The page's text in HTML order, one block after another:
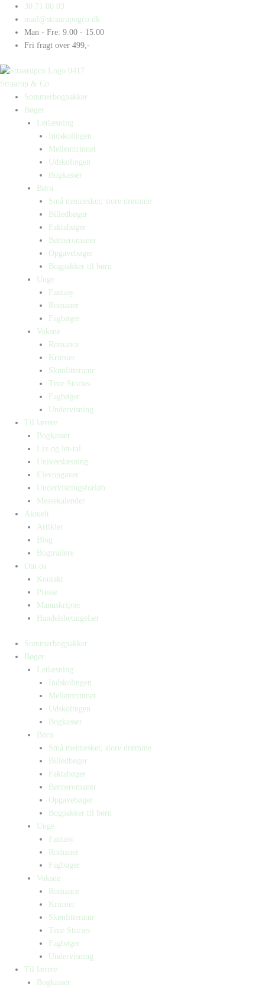
indholdet
30 71 00 03
mail@straarupogco.dk
Man - Fre: 9.00 - 15.00
Fri fragt over 499,-
Straarup & Co
Sommerbogpakker
Bøger
Letlæsning
Indskolingen
Mellemtrinnet
Udskolingen
Bogkasser
Børn
Små mennesker, store drømme
Billedbøger
Faktabøger
Børneromaner
Opgavebøger
Bogpakker til børn
Unge
Fantasy
Romaner
Fagbøger
Voksne
Romance
Krimier
Skønlitteratur
True Stories
Fagbøger
Undervisning
Til lærere
Bogkasser
Lix og let-tal
Universlæsning
Elevopgaver
Undervisningsforløb
Messekalender
Aktuelt
Artikler
Blog
Bogtrailere
Om os
Kontakt
Presse
Manuskripter
Handelsbetingelser
Sommerbogpakker
Bøger
Letlæsning
Indskolingen
Mellemtrinnet
Udskolingen
Bogkasser
Børn
Små mennesker, store drømme
Billedbøger
Faktabøger
Børneromaner
Opgavebøger
Bogpakker til børn
Unge
Fantasy
Romaner
Fagbøger
Voksne
Romance
Krimier
Skønlitteratur
True Stories
Fagbøger
Undervisning
Til lærere
Bogkasser
Products
search
Products
search